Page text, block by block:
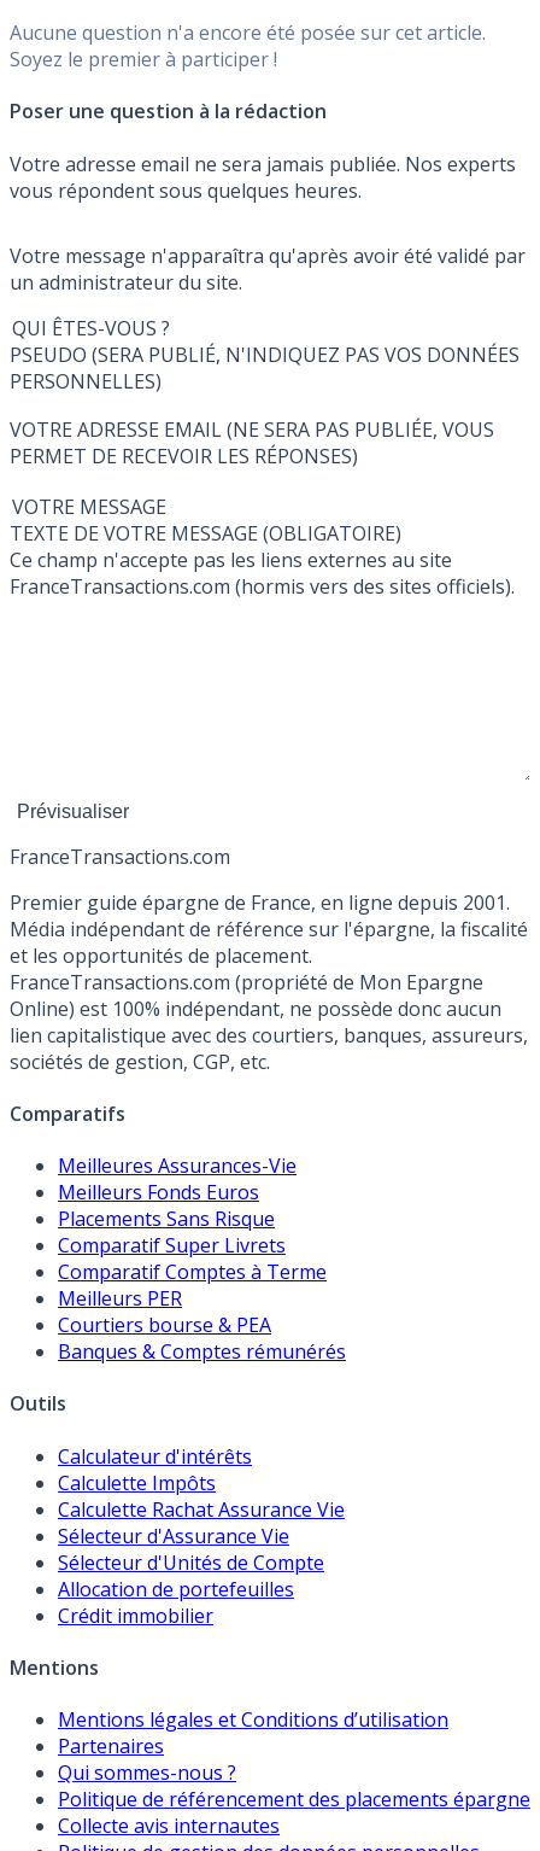
Aucune question n'a encore été posée sur cet article.
Soyez le premier à participer !
Poser une question à la rédaction
Votre adresse email ne sera jamais publiée. Nos experts
vous répondent sous quelques heures.
Votre message n'apparaîtra qu'après avoir été validé par
un administrateur du site.
QUI ÊTES-VOUS ?
PSEUDO (SERA PUBLIÉ, N'INDIQUEZ PAS VOS DONNÉES
PERSONNELLES)
VOTRE ADRESSE EMAIL (NE SERA PAS PUBLIÉE, VOUS
PERMET DE RECEVOIR LES RÉPONSES)
VOTRE MESSAGE
TEXTE DE VOTRE MESSAGE (OBLIGATOIRE)
Ce champ n'accepte pas les liens externes au site
FranceTransactions.com (hormis vers des sites officiels).
FranceTransactions.com
Premier guide épargne de France, en ligne depuis 2001.
Média indépendant de référence sur l'épargne, la fiscalité
et les opportunités de placement.
FranceTransactions.com (propriété de Mon Epargne
Online) est 100% indépendant, ne possède donc aucun
lien capitalistique avec des courtiers, banques, assureurs,
sociétés de gestion, CGP, etc.
Comparatifs
Meilleures Assurances-Vie
Meilleurs Fonds Euros
Placements Sans Risque
Comparatif Super Livrets
Comparatif Comptes à Terme
Meilleurs PER
Courtiers bourse & PEA
Banques & Comptes rémunérés
Outils
Calculateur d'intérêts
Calculette Impôts
Calculette Rachat Assurance Vie
Sélecteur d'Assurance Vie
Sélecteur d'Unités de Compte
Allocation de portefeuilles
Crédit immobilier
Mentions
Mentions légales et Conditions d’utilisation
Partenaires
Qui sommes-nous ?
Politique de référencement des placements épargne
Collecte avis internautes